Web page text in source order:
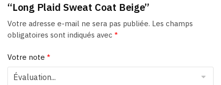
“Long Plaid Sweat Coat Beige”
Votre adresse e-mail ne sera pas publiée. Les champs
obligatoires sont indiqués avec *
Votre note *